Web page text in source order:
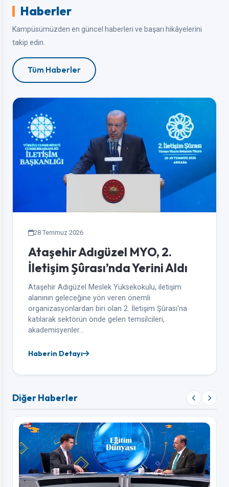
Haberler
Kampüsümüzden en güncel haberleri ve başarı hikâyelerini
takip edin.
Tüm Haberler
28 Temmuz 2026
Ataşehir Adıgüzel MYO, 2.
İletişim Şûrası’nda Yerini Aldı
Ataşehir Adıgüzel Meslek Yüksekokulu, iletişim
alanının geleceğine yön veren önemli
organizasyonlardan biri olan 2. İletişim Şûrası'na
katılarak sektörün önde gelen temsilcileri,
akademisyenler…
Haberin Detayı
Diğer Haberler